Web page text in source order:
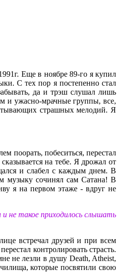
Еще в ноябре 89-го я купил
С тех пор я постепенно стал
да и трэш слушал лишь
и ужасно-мрачные группы, все,
страшных мелодий. Я
поорать, побеситься, перестал
на тебе. Я дрожал от
и слабел с каждым днем. В
музыку сочинял сам Сатана! В
я на первом этаже - вдруг не
не такое приходилось слышать
встречал друзей и при всем
контролировать страсть.
не лезли в душу Death, Atheist,
которые посвятили свою